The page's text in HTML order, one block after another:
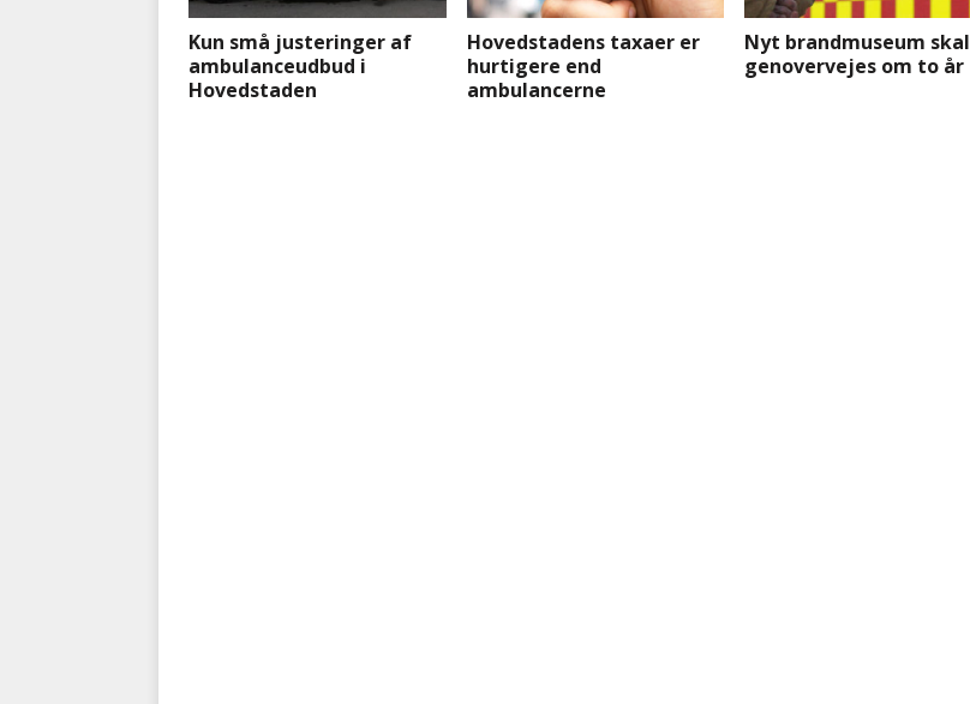
Kun små justeringer af
ambulanceudbud i
Hovedstaden
Hovedstadens taxaer er
hurtigere end
ambulancerne
Nyt brandmuseum skal
genovervejes om to år